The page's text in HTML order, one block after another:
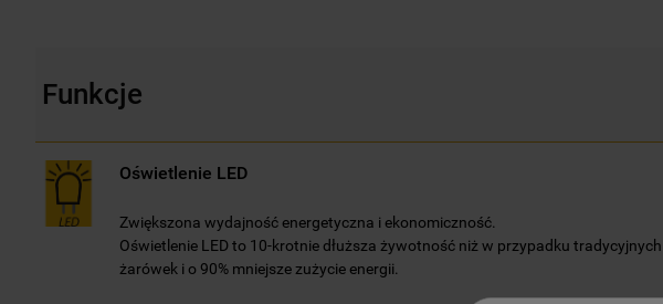
Funkcje
Oświetlenie LED
Zwiększona wydajność energetyczna i ekonomiczność.
Oświetlenie LED to 10-krotnie dłuższa żywotność niż w przypadku tradycyjnych
żarówek i o 90% mniejsze zużycie energii.